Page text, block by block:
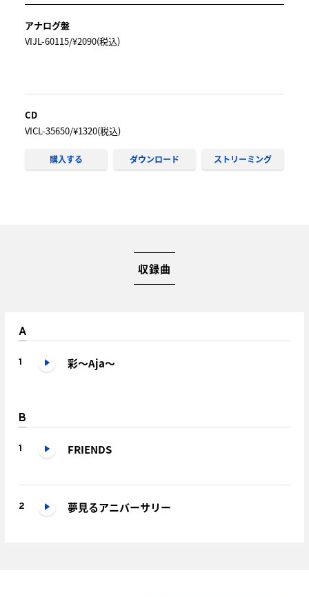
アナログ盤
VIJL-60115/¥2090(税込)
CD
VICL-35650/¥1320(税込)
購入する ダウンロード ストリーミング
収録曲
A
1 彩～Aja～
B
1 FRIENDS
2 夢見るアニバーサリー